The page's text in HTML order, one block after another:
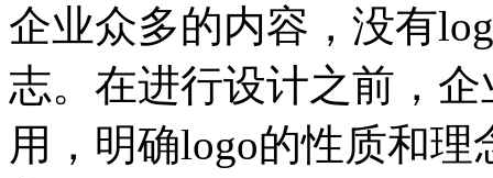
企业众多的内容，没有
志。在进行设计之前，
用，明确logo的性质和